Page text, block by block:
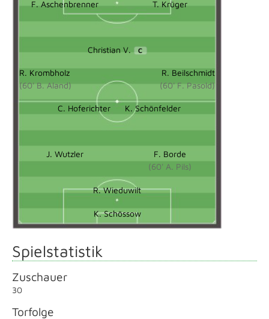
F. Aschenbrenner T. Krüger
Christian V. C
R. Krombholz
(60' B. Aland)
R. Beilschmidt
(60' F. Pasold)
C. Hoferichter K. Schönfelder
J. Wutzler
F. Borde
(60' A. Pils)
R. Wieduwilt
K. Schössow
Spielstatistik
Zuschauer
30
Torfolge